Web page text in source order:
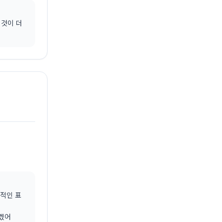
이 더
인 표
어